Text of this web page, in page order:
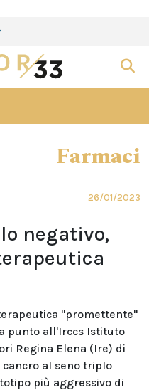
Farmaci
26/01/2023
negativo,
"promettente"
punto all'Irccs Istituto
Regina Elena (Ire) di
cancro al seno triplo
più aggressivo di